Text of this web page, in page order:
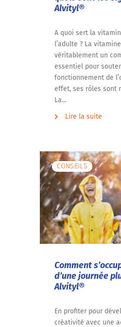
Alvityl®
A quoi sert la
l’adulte ? La
véritablement un
essentiel pour
fonctionnement de
effet, ses rôles sont
La...
Lire la suite
CONSEILS
Comment
d’une journée
Alvityl®
En profiter pour
créativité avec une